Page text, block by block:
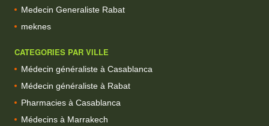
Medecin Generaliste Rabat
meknes
CATEGORIES PAR VILLE
Médecin généraliste à Casablanca
Médecin généraliste à Rabat
Pharmacies à Casablanca
Médecins à Marrakech